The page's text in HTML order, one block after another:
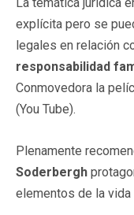
explícita pero se
legales en relación
responsabilidad
Conmovedora la
(You Tube).
Plenamente
Soderbergh
elementos de la